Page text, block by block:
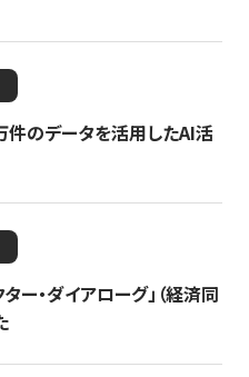
件のデータを活用したAI活
ー・ダイアローグ」（経済同